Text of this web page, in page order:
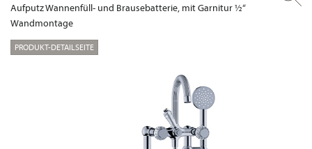
Aufputz Wannenfüll- und Brausebatterie, mit Garnitur ½“
Wandmontage
PRODUKT-DETAILSEITE